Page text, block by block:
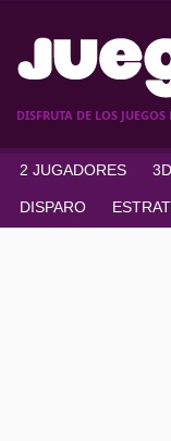
DISFRUTA DE LOS
2 JUGADORES 3D
DISPARO